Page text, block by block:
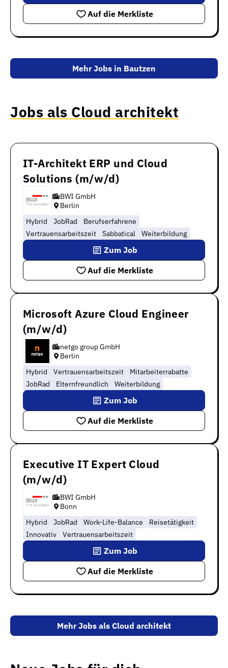
Auf die Merkliste
Mehr Jobs in Bautzen
Jobs als Cloud architekt
IT-Architekt ERP und Cloud
Solutions (m/w/d)
BWI GmbH
Berlin
Hybrid
JobRad
Berufserfahrene
Vertrauensarbeitszeit
Sabbatical Weiterbildung
Auf die Merkliste
Zum Job
Microsoft Azure Cloud Engineer
(m/w/d)
netgo group GmbH
Berlin
Hybrid
Vertrauensarbeitszeit
Mitarbeiterrabatte
JobRad
Elternfreundlich Weiterbildung
Auf die Merkliste
Zum Job
Executive IT Expert Cloud
(m/w/d)
BWI GmbH
Bonn
Hybrid
JobRad Work-Life-Balance
Reisetätigkeit
Innovativ
Vertrauensarbeitszeit
Auf die Merkliste
Zum Job
Mehr Jobs als Cloud architekt